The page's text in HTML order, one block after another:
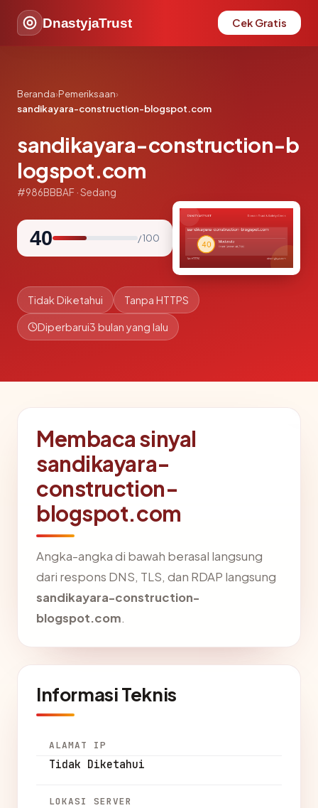
DnastyjaTrust Cek Gratis
Beranda›Pemeriksaan›
sandikayara-construction-blogspot.com
sandikayara-construction-b
logspot.com
#986BBBAF · Sedang
40 / 100
Tidak Diketahui Tanpa HTTPS
Diperbarui3 bulan yang lalu
Membaca sinyal
sandikayara-
construction-
blogspot.com
Angka-angka di bawah berasal langsung
dari respons DNS, TLS, dan RDAP langsung
sandikayara-construction-
blogspot.com.
Informasi Teknis
ALAMAT IP
Tidak Diketahui
LOKASI SERVER